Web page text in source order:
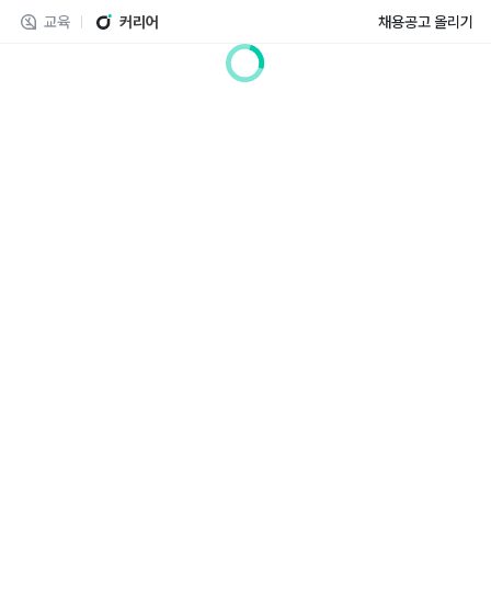
교육 커리어 채용공고 올리기